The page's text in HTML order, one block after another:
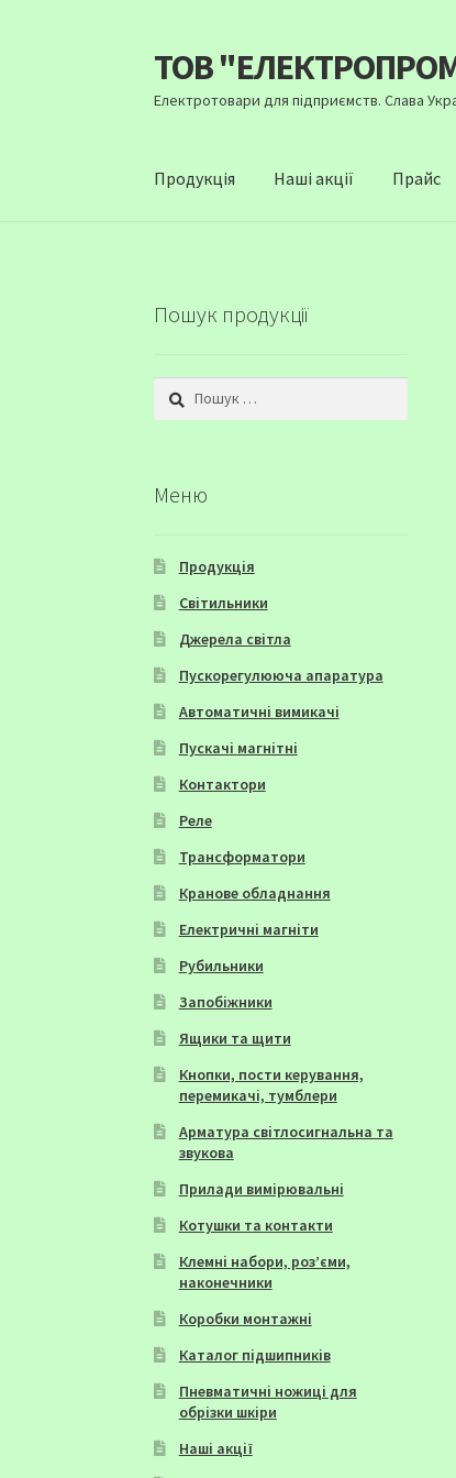
Перейти
до
навігації
Перейти
до
вмісту
ТОВ
Електротовари для підприємств. Слава
Продукція Наші акції Прайс
Пошук продукції
Пошук:
Меню
Продукція
Світильники
Джерела світла
Пускорегулююча апаратура
Автоматичні вимикачі
Пускачі магнітні
Контактори
Реле
Трансформатори
Кранове обладнання
Електричні магніти
Рубильники
Запобіжники
Ящики та щити
Кнопки, пости керування,
перемикачі, тумблери
Арматура світлосигнальна та
звукова
Прилади вимірювальні
Котушки та контакти
Клемні набори, роз’єми,
наконечники
Коробки монтажні
Каталог підшипників
Пневматичні ножиці для
обрізки шкіри
Наші акції